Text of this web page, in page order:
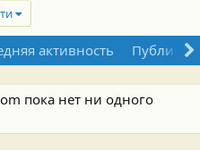
активность
пока нет ни одного